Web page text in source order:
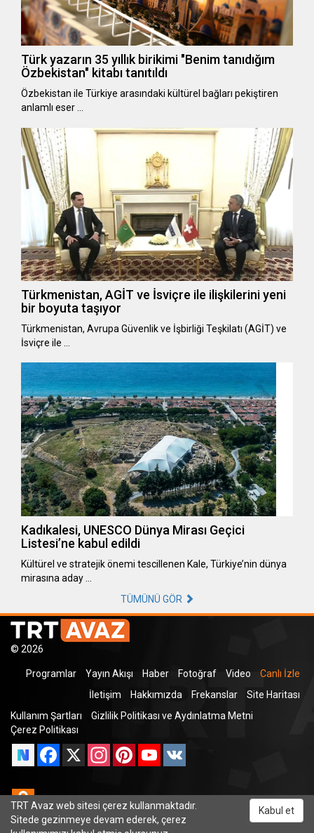
Türk yazarın 35 yıllık birikimi "Benim tanıdığım
Özbekistan" kitabı tanıtıldı
Özbekistan ile Türkiye arasındaki kültürel bağları pekiştiren
anlamlı eser …
Türkmenistan, AGİT ve İsviçre ile ilişkilerini yeni
bir boyuta taşıyor
Türkmenistan, Avrupa Güvenlik ve İşbirliği Teşkilatı (AGİT) ve
İsviçre ile …
Kadıkalesi, UNESCO Dünya Mirası Geçici
Listesi’ne kabul edildi
Kültürel ve stratejik önemi tescillenen Kale, Türkiye’nin dünya
mirasına aday …
TÜMÜNÜ GÖR
© 2026
Programlar Yayın Akışı Haber Fotoğraf Video
Canlı İzle
İletişim
Hakkımızda Frekanslar
Site Haritası
Kullanım Şartları
Gizlilik Politikası ve Aydınlatma Metni
Çerez Politikası
Facebook
X InstagramPinterestYouTube
Odnoklassniki
TRT Avaz web sitesi çerez kullanmaktadır.
Sitede gezinmeye devam ederek, çerez
Kabul et